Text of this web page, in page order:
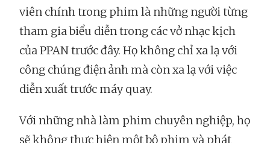
viên chính trong phim là những người từng
tham gia biểu diễn trong các vở nhạc kịch
của PPAN trước đây. Họ không chỉ xa lạ với
công chúng điện ảnh mà còn xa lạ với việc
diễn xuất trước máy quay.
Với những nhà làm phim chuyên nghiệp, họ
sẽ không thực hiện một bộ phim và phát